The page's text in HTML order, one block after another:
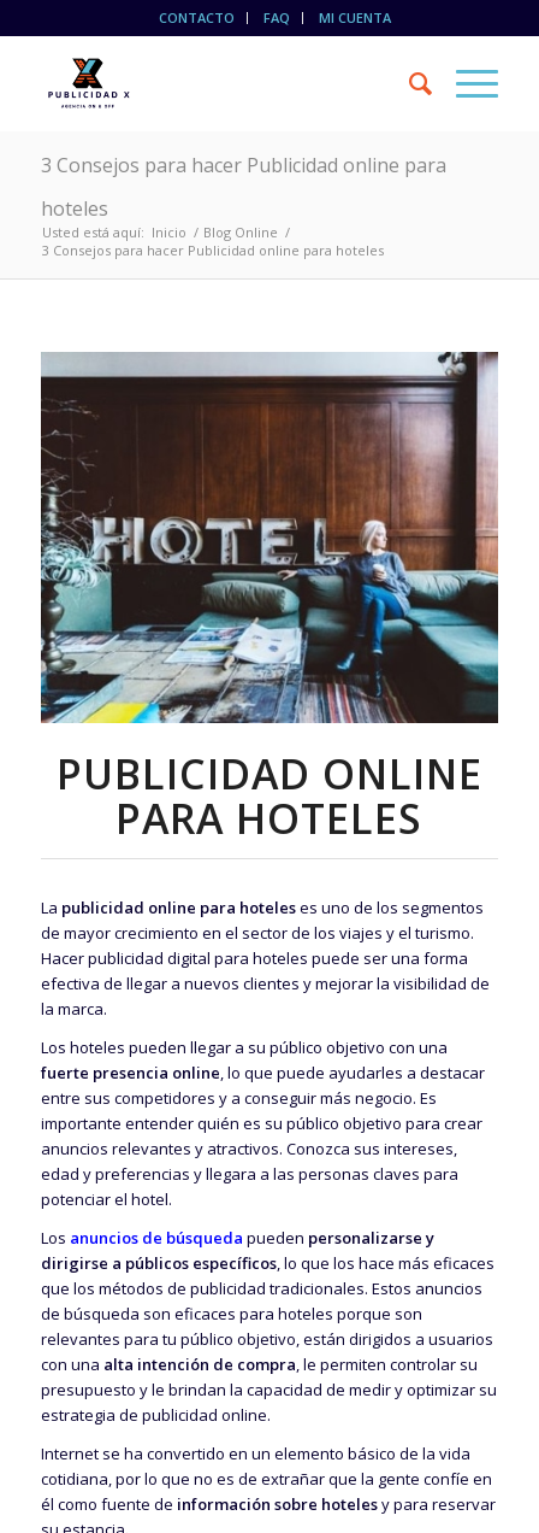
CONTACTO FAQ MI CUENTA
3 Consejos para hacer Publicidad online para
hoteles
Usted está aquí: Inicio / Blog Online /
3 Consejos para hacer Publicidad online para hoteles
PUBLICIDAD ONLINE
PARA HOTELES
La publicidad online para hoteleses uno de los segmentos
de mayor crecimiento en el sector de los viajes y el turismo.
Hacer publicidad digital para hoteles puede ser una forma
efectiva de llegar a nuevos clientes y mejorar la visibilidad de
la marca.
Los hoteles pueden llegar a su público objetivo con una
fuerte presencia online, lo que puede ayudarles a destacar
entre sus competidores y a conseguir más negocio. Es
importante entender quién es su público objetivo para crear
anuncios relevantes y atractivos. Conozca sus intereses,
edad y preferencias y llegara a las personas claves para
potenciar el hotel.
Los anuncios de búsqueda pueden personalizarse y
dirigirse a públicos específicos, lo que los hace más eficaces
que los métodos de publicidad tradicionales. Estos anuncios
de búsqueda son eficaces para hoteles porque son
relevantes para tu público objetivo, están dirigidos a usuarios
con una alta intención de compra, le permiten controlar su
presupuesto y le brindan la capacidad de medir y optimizar su
estrategia de publicidad online.
Internet se ha convertido en un elemento básico de la vida
cotidiana, por lo que no es de extrañar que la gente confíe en
él como fuente de información sobre hotelesy para reservar